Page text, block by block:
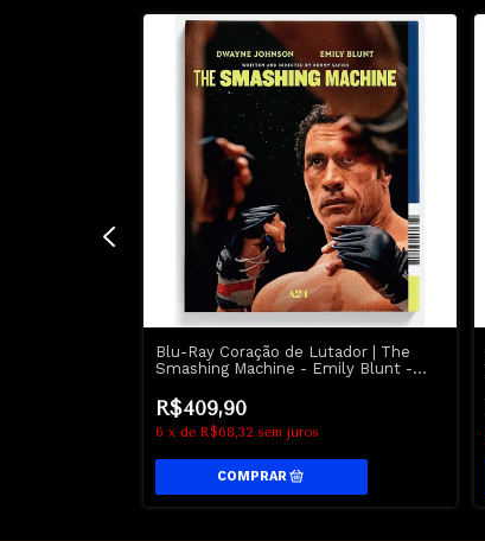
Blu-Ray Coração de Lutador | The
Smashing Machine - Emily Blunt -
R$409,90
6 x de R$68,32 sem juros